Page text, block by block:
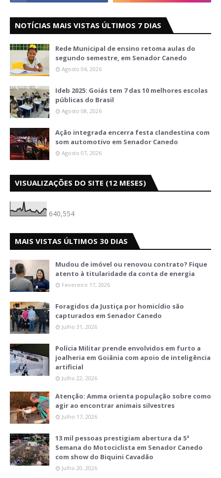
NOTÍCIAS MAIS VISTAS ÚLTIMOS 7 DIAS
Rede Municipal de ensino retoma aulas do
segundo semestre, em Senador Canedo
Agosto 04, 2026
Ideb 2025: Goiás tem 7 das 10 melhores escolas
públicas do Brasil
Agosto 08, 2026
Ação integrada encerra festa clandestina com
som automotivo em Senador Canedo
Agosto 07, 2026
VISUALIZAÇÕES DO SITE (12 MESES)
640,554
MAIS VISTAS ÚLTIMOS 30 DIAS
Mudou de imóvel ou renovou contrato? Fique
atento à titularidade da conta de energia
Fevereiro 17, 2026
Foragidos da Justiça por homicídio são
capturados em Senador Canedo
Julho 31, 2026
Polícia Militar prende envolvidos em furto a
joalheria em Goiânia com apoio de inteligência
artificial
Julho 22, 2026
Atenção: Amma orienta população sobre como
agir ao encontrar animais silvestres
Julho 17, 2026
13 mil pessoas prestigiam abertura da 5ª
Semana do Motociclista em Senador Canedo
com show do Biquini Cavadão
Julho 20, 2026